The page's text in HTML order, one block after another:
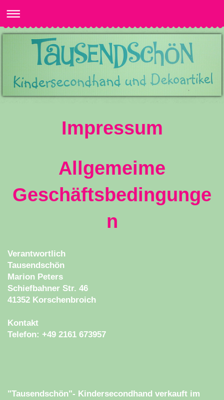
Impressum
Allgemeime
Geschäftsbedingunge
n
Verantwortlich
Tausendschön
Marion Peters
Schiefbahner Str. 46
41352 Korschenbroich
Kontakt
Telefon: +49 2161 673957
"Tausendschön"- Kindersecondhand verkauft im